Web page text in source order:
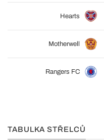
Hearts
Motherwell
Rangers FC
TABULKA STŘELCŮ